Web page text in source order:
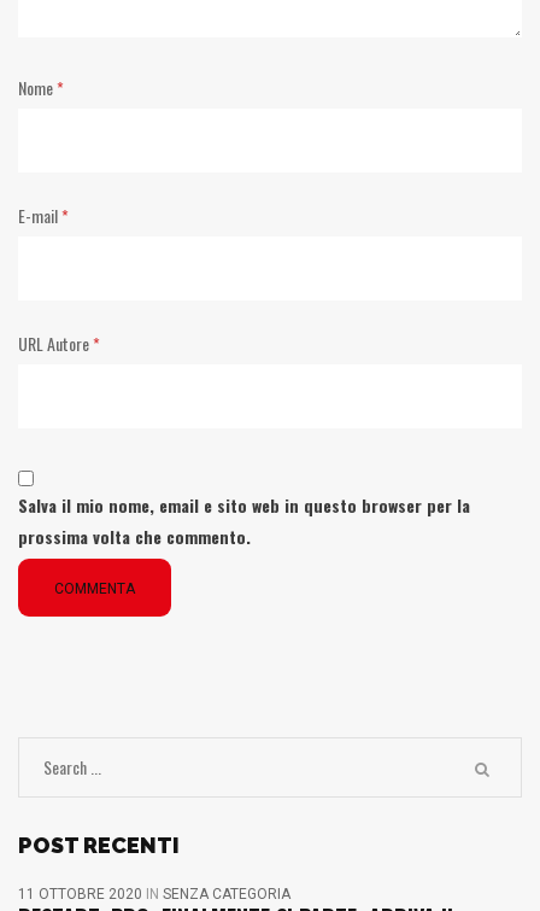
Nome*
E-mail*
URL Autore*
Salva il mio nome, email e sito web in questo browser per la
prossima volta che commento.
COMMENTA
POST RECENTI
11 OTTOBRE 2020 IN SENZA CATEGORIA